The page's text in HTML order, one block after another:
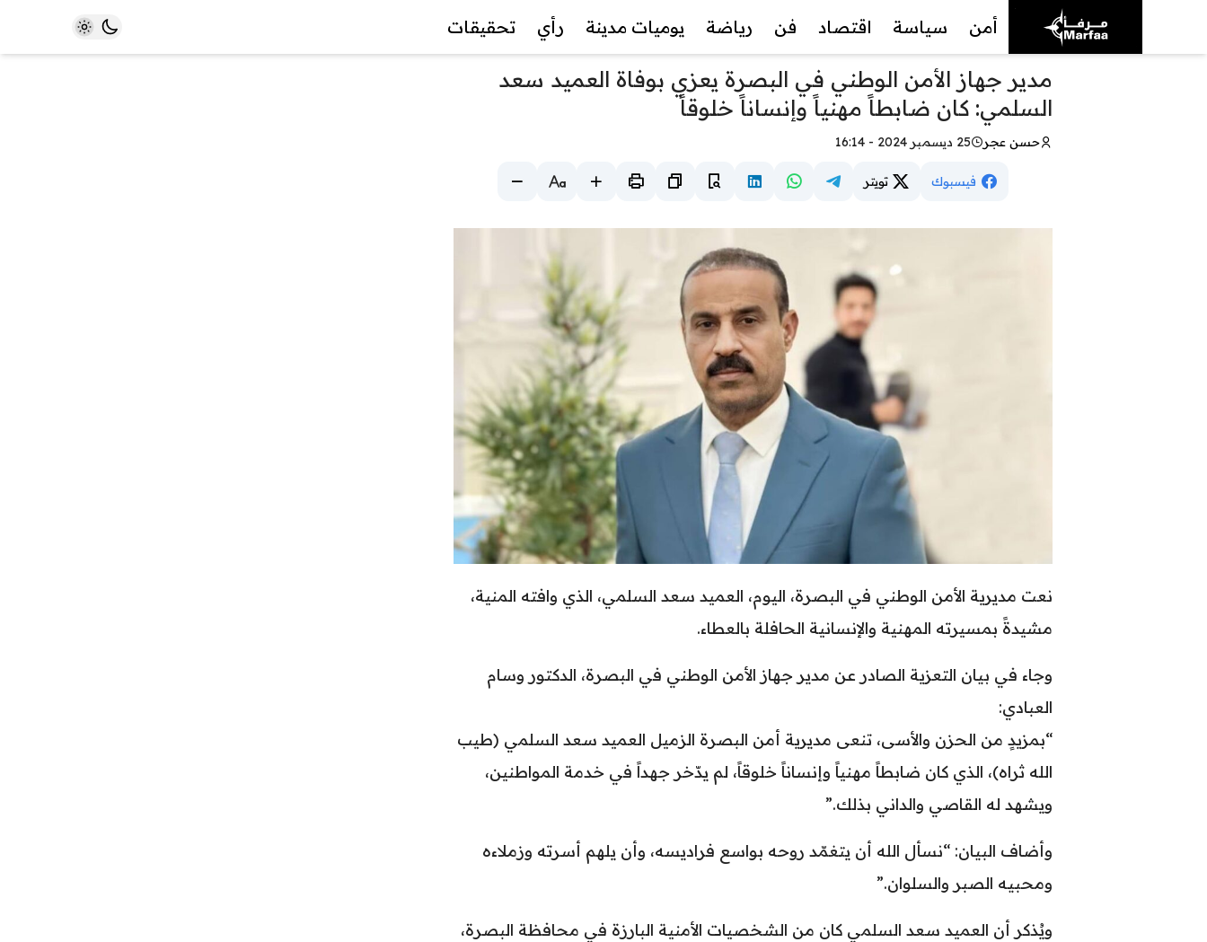
أمن سياسة اقتصاد فن رياضة يوميات مدينة رأي تحقيقات
مدير جهاز الأمن الوطني في البصرة يعزي بوفاة العميد سعد
السلمي: كان ضابطاً مهنياً وإنساناً خلوقاً
حسن عجر 25 ديسمبر 2024 - 16:14
فيسبوك تويتر
نعت مديرية الأمن الوطني في البصرة، اليوم، العميد سعد السلمي، الذي وافته المنية،
مشيدةً بمسيرته المهنية والإنسانية الحافلة بالعطاء.
وجاء في بيان التعزية الصادر عن مدير جهاز الأمن الوطني في البصرة، الدكتور وسام
العبادي:
“بمزيدٍ من الحزن والأسى، تنعى مديرية أمن البصرة الزميل العميد سعد السلمي (طيب
الله ثراه)، الذي كان ضابطاً مهنياً وإنساناً خلوقاً، لم يدّخر جهداً في خدمة المواطنين،
ويشهد له القاصي والداني بذلك.”
وأضاف البيان: “نسأل الله أن يتغمّد روحه بواسع فراديسه، وأن يلهم أسرته وزملاءه
ومحبيه الصبر والسلوان.”
ويُذكر أن العميد سعد السلمي كان من الشخصيات الأمنية البارزة في محافظة البصرة،